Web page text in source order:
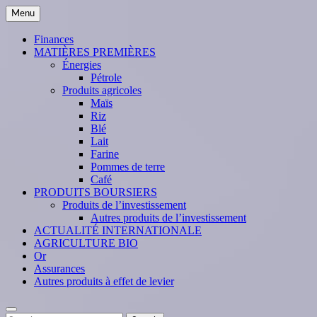
Skip
to
content
Menu
Finances
MATIÈRES PREMIÈRES
Énergies
Pétrole
Produits agricoles
Maïs
Riz
Blé
Lait
Farine
Pommes de terre
Café
PRODUITS BOURSIERS
Produits de l’investissement
Autres produits de l’investissement
ACTUALITÉ INTERNATIONALE
AGRICULTURE BIO
Or
Assurances
Autres produits à effet de levier
Search